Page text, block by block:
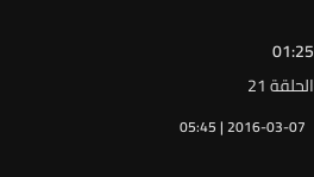
05:45 | 2016-03-07
الحلقة 21
01:25